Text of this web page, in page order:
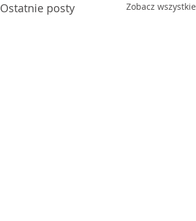
Ostatnie posty Zobacz wszystkie